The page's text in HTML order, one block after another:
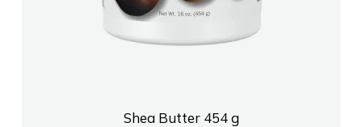
Shea Butter 454 g